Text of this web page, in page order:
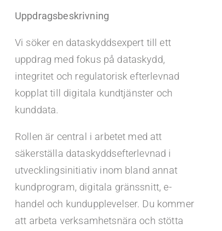
Portal
Uppdragsbeskrivning
Vi söker en dataskyddsexpert till ett
uppdrag med fokus på dataskydd,
integritet och regulatorisk efterlevnad
kopplat till digitala kundtjänster och
kunddata.
Rollen är central i arbetet med att
säkerställa dataskyddsefterlevnad i
utvecklingsinitiativ inom bland annat
kundprogram, digitala gränssnitt, e-
handel och kundupplevelser. Du kommer
att arbeta verksamhetsnära och stötta